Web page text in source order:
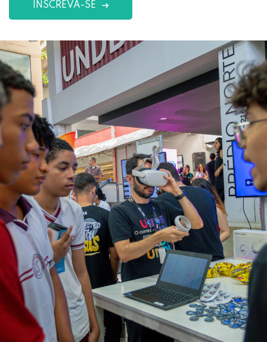
INSCREVA-SE